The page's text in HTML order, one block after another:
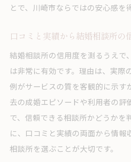
結婚相談所のサポート体制
結婚相談所のサポート体
川崎市で充実したサポ
は
個別サポートが充実し
結婚相談所を選ぶ際の
ク
婚活を支える結婚相談
密
とで、川崎市ならではの安心感を
口コミと実績から結婚相談所の
結婚相談所の信用度を測るうえで
は非常に有効です。理由は、実際
例がサービスの質を客観的に示す
去の成婚エピソードや利用者の評
で、信頼できる相談所かどうかを
に、口コミと実績の両面から情報
相談所を選ぶことが大切です。